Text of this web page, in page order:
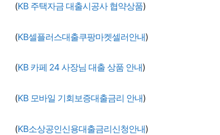
(KB 주택자금 대출시공사 협약상품)
(KB셀플러스대출쿠팡마켓셀러안내)
(KB 카페 24 사장님 대출 상품 안내)
(KB 모바일 기회보증대출금리 안내)
(KB소상공인신용대출금리신청안내)